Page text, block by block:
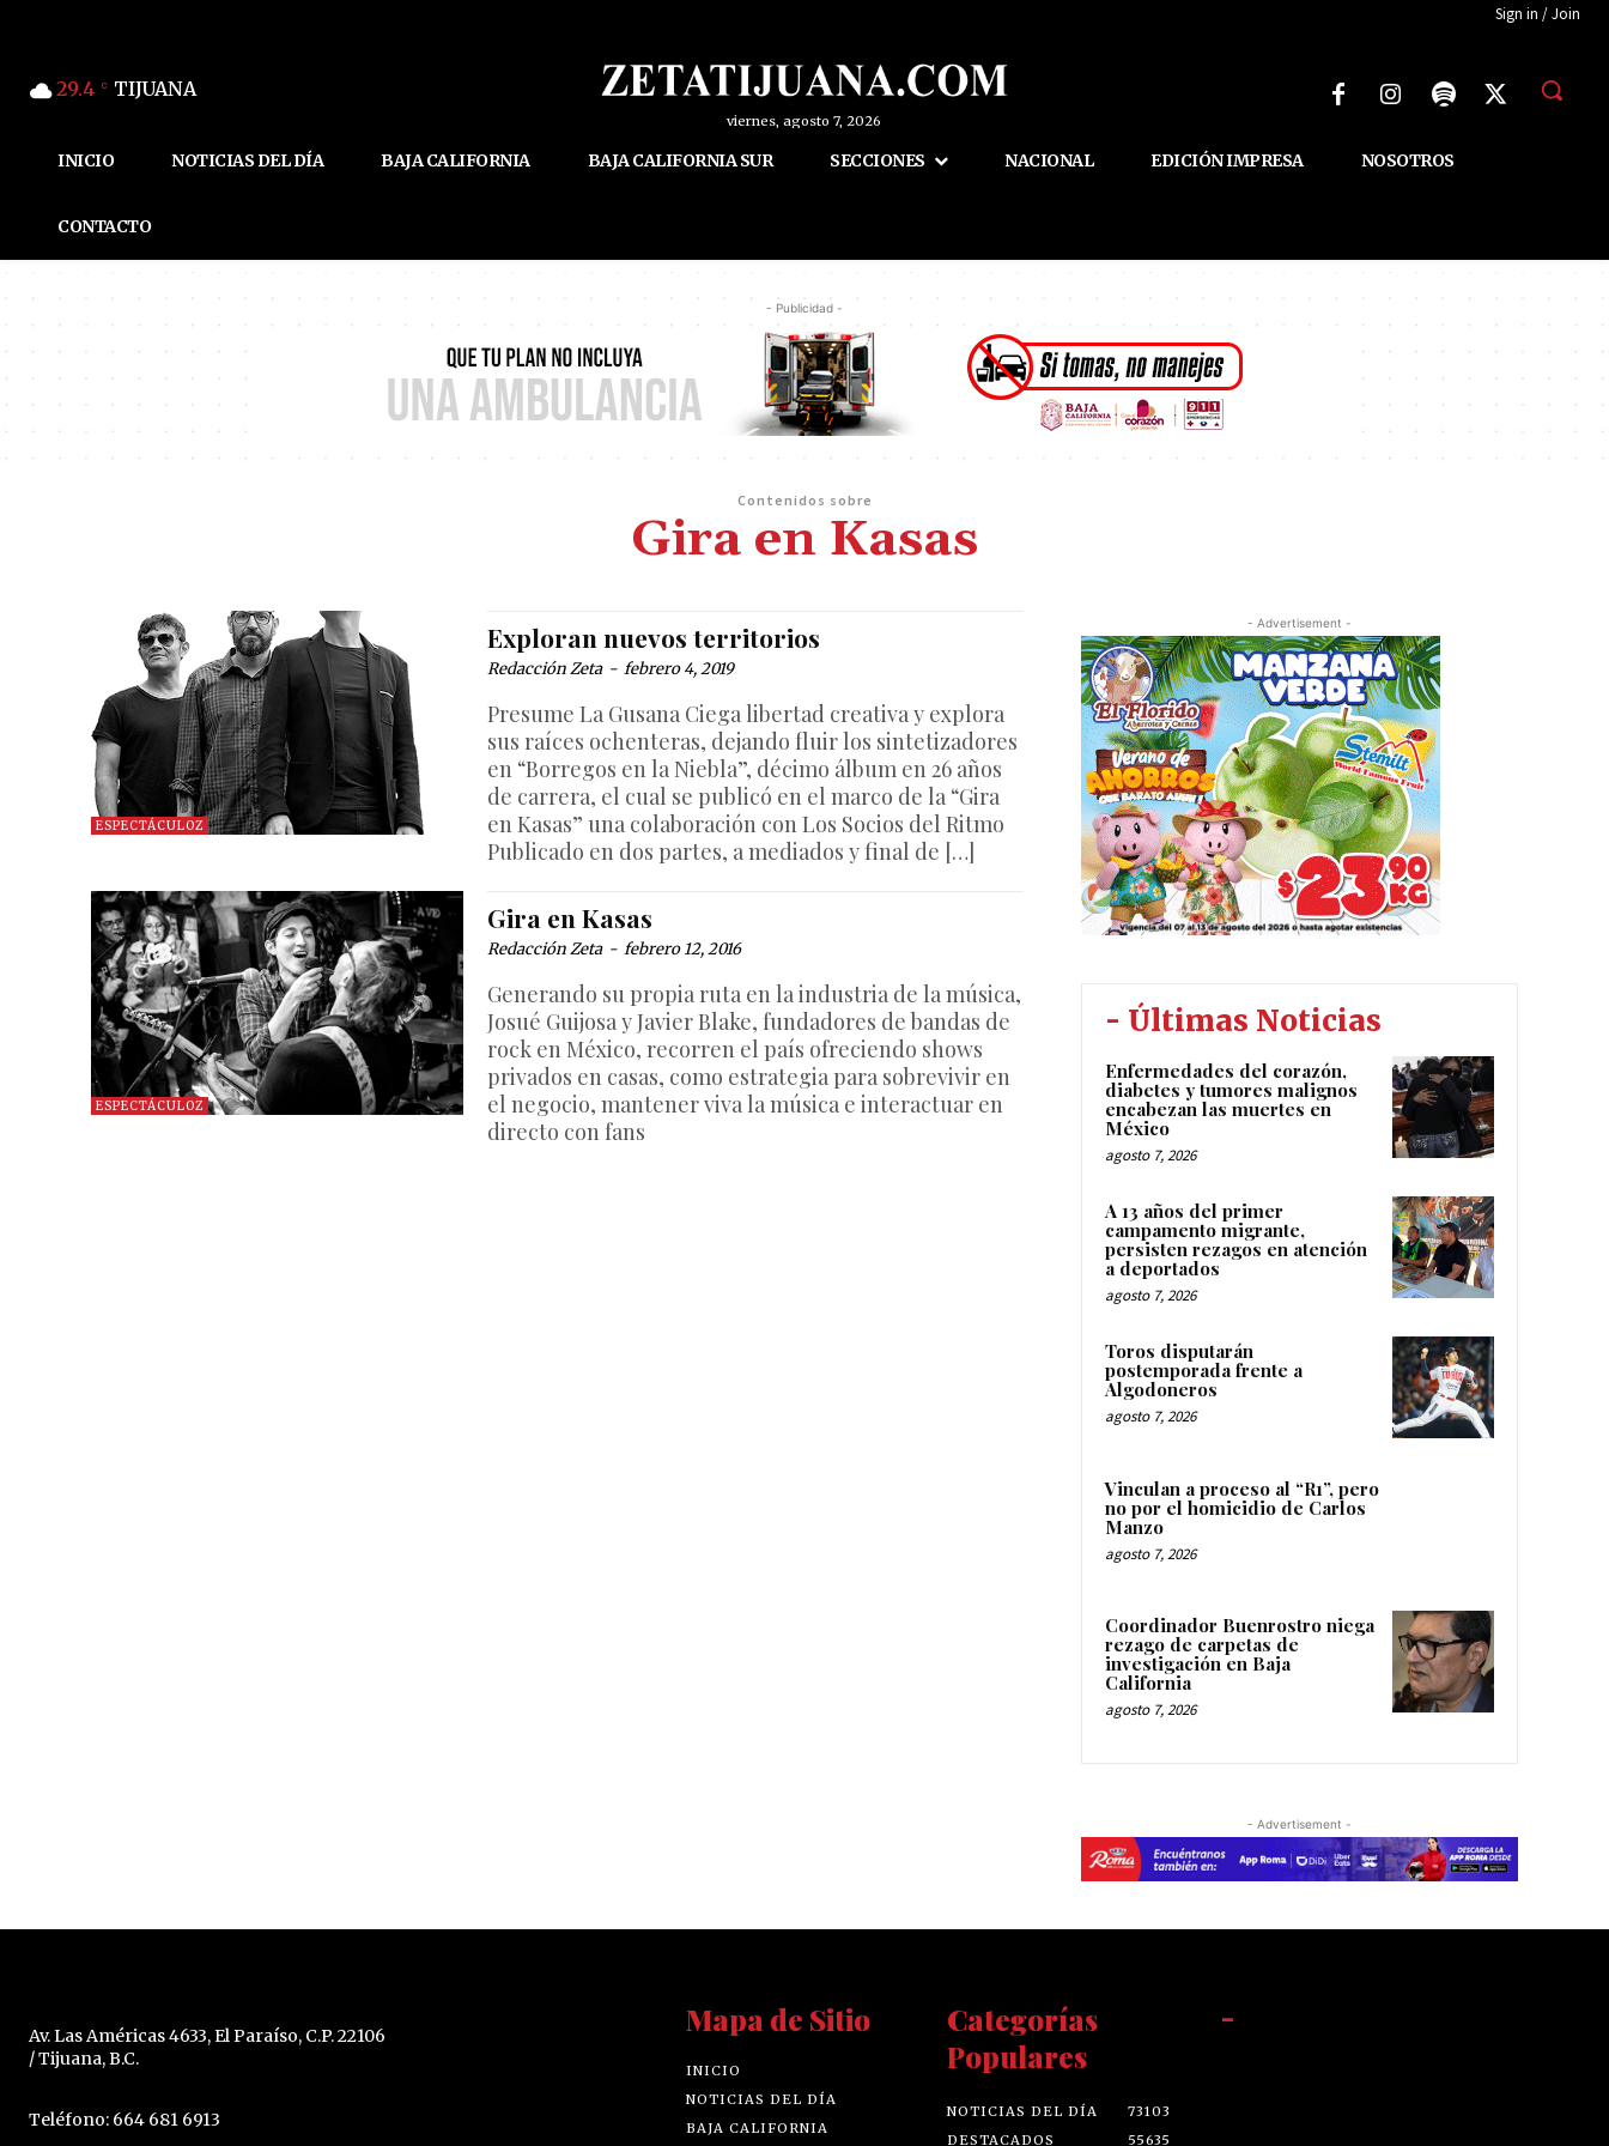
Sign in / Join
29.4 C TIJUANA
viernes, agosto 7, 2026
INICIO NOTICIAS DEL DÍA BAJA CALIFORNIA BAJA CALIFORNIA SUR SECCIONES NACIONAL EDICIÓN IMPRESA NOSOTROS
CONTACTO
- Publicidad -
Contenidos sobre
Gira en Kasas
ESPECTÁCULOZ
Exploran nuevos territorios
Redacción Zeta - febrero 4, 2019
Presume La Gusana Ciega libertad creativa y explora
sus raíces ochenteras, dejando fluir los sintetizadores
en “Borregos en la Niebla”, décimo álbum en 26 años
de carrera, el cual se publicó en el marco de la “Gira
en Kasas” una colaboración con Los Socios del Ritmo
Publicado en dos partes, a mediados y final de […]
ESPECTÁCULOZ
Gira en Kasas
Redacción Zeta - febrero 12, 2016
Generando su propia ruta en la industria de la música,
Josué Guijosa y Javier Blake, fundadores de bandas de
rock en México, recorren el país ofreciendo shows
privados en casas, como estrategia para sobrevivir en
el negocio, mantener viva la música e interactuar en
directo con fans
- Advertisement -
- Últimas Noticias
Enfermedades del corazón,
diabetes y tumores malignos
encabezan las muertes en
México
agosto 7, 2026
A 13 años del primer
campamento migrante,
persisten rezagos en atención
a deportados
agosto 7, 2026
Toros disputarán
postemporada frente a
Algodoneros
agosto 7, 2026
Vinculan a proceso al “R1”, pero
no por el homicidio de Carlos
Manzo
agosto 7, 2026
Coordinador Buenrostro niega
rezago de carpetas de
investigación en Baja
California
agosto 7, 2026
- Advertisement -
Av. Las Américas 4633, El Paraíso, C.P. 22106
/ Tijuana, B.C.
Teléfono: 664 681 6913
Mapa de Sitio
INICIO
NOTICIAS DEL DÍA
BAJA CALIFORNIA
Categorías
Populares
NOTICIAS DEL DÍA
73103
DESTACADOS
55635
-